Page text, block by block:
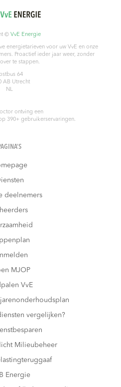
© VvE Energie
energietarieven voor uw VvE en onze
Proactief ieder jaar weer, zonder
te stappen.
64
AB Utrecht
NL
ontving een
390+ gebruikerservaringen.
deelnemers
MJOP
VvE
vergelijken?
Milieubeheer
Energie